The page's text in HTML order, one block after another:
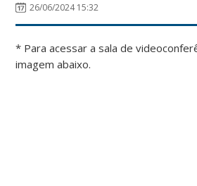
26/06/2024 15:32
* Para acessar a sala de
imagem abaixo.